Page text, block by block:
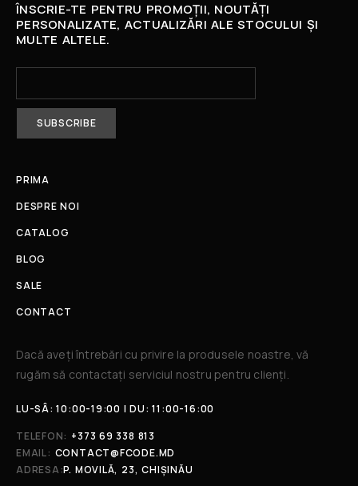
ÎNSCRIE-TE PENTRU PROMOȚII, NOUTĂȚI
PERSONALIZATE, ACTUALIZĂRI ALE STOCULUI ȘI
MULTE ALTELE.
PRIMA
DESPRE NOI
CATALOG
BLOG
SALE
CONTACT
Dacă aveți întrebări cu privire la produsele noastre, vă
rugăm să contactați serviciul nostru pentru clienți.​
LU-SÂ: 10:00-19:00 | DU: 11:00-16:00
TELEFON: +373 69 338 813
EMAIL: CONTACT@FCODE.MD
ADRESA:P. MOVILĂ, 23, CHIȘINĂU